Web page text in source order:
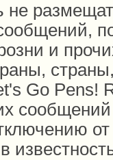
не
и
страны,
Go Pens!